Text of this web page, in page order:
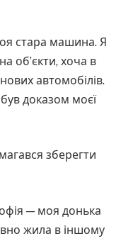
стара машина. Я
об’єкти, хоча в
автомобілів.
доказом моєї
зберегти
— моя донька
жила в іншому